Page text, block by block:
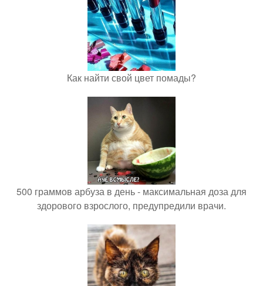
Как найти свой цвет помады?
500 граммов арбуза в день - максимальная доза для
здорового взрослого, предупредили врачи.